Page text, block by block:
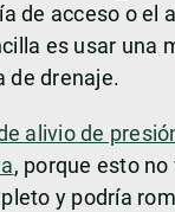
de acceso o el
es usar una
de drenaje.
alivio de
, porque esto
y podría